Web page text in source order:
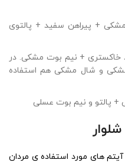
+ پیراهن سفید + پالتوی
خاکستری + نیم بوت مشکی. در
و شال مشکی هم استفاده
پالتو و نیم بوت عسلی
های مورد استفاده ی مردان